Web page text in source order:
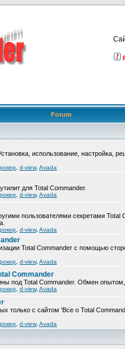
Forum
использование, настройка,
d-view, Avada
для Total Commander.
d-view, Avada
пользователями секретами Total
d-view, Avada
Total Commander с помощью
d-view, Avada
Commander
под Total Commander. Обмен
d-view, Avada
только с сайтом 'Все о Total
d-view, Avada